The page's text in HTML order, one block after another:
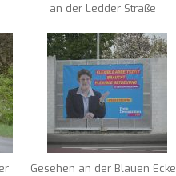
an der Ledder Straße
Gesehen an der Blauen Ecke